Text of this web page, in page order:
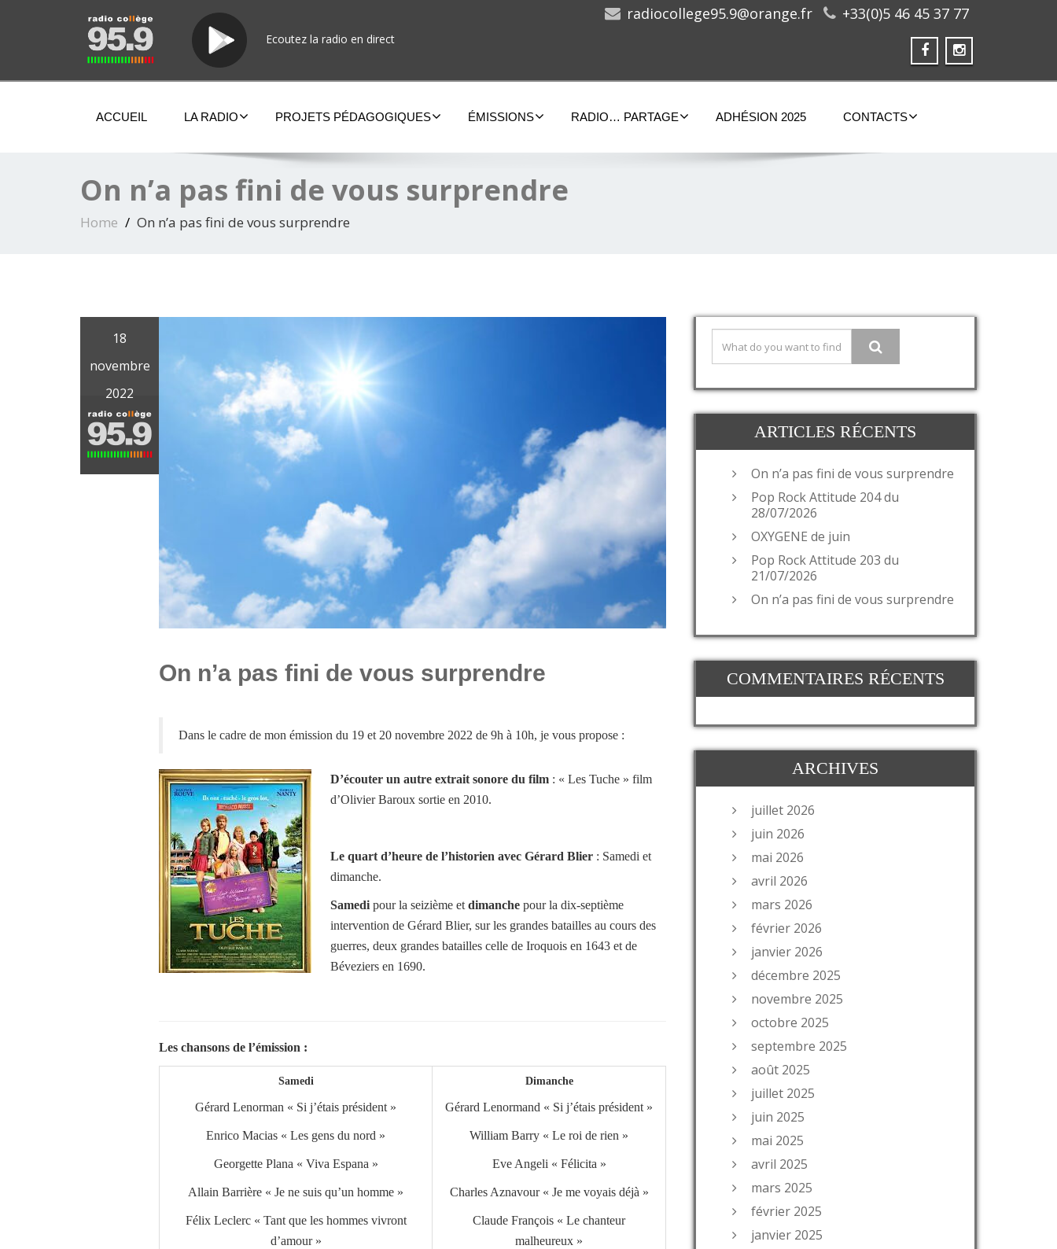
Ecoutez la radio en direct
radiocollege95.9@orange.fr +33(0)5 46 45 37 77
ACCUEIL LA RADIO PROJETS PÉDAGOGIQUES ÉMISSIONS RADIO… PARTAGE ADHÉSION 2025 CONTACTS
On n’a pas fini de vous surprendre
Home On n’a pas fini de vous surprendre
18
novembre
2022
On n’a pas fini de vous surprendre
Dans le cadre de mon émission du 19 et 20 novembre 2022 de 9h à 10h, je vous propose :
D’écouter un autre extrait sonore du film : « Les Tuche » film
d’Olivier Baroux sortie en 2010.
Le quart d’heure de l’historien avec Gérard Blier : Samedi et
dimanche.
Samedi pour la seizième et dimanche pour la dix-septième
intervention de Gérard Blier, sur les grandes batailles au cours des
guerres, deux grandes batailles celle de Iroquois en 1643 et de
Béveziers en 1690.
Les chansons de l’émission :
Samedi
Gérard Lenorman « Si j’étais président »
Enrico Macias « Les gens du nord »
Georgette Plana « Viva Espana »
Allain Barrière « Je ne suis qu’un homme »
Félix Leclerc « Tant que les hommes vivront
d’amour »
Dimanche
Gérard Lenormand « Si j’étais président »
William Barry « Le roi de rien »
Eve Angeli « Félicita »
Charles Aznavour « Je me voyais déjà »
Claude François « Le chanteur
malheureux »
ARTICLES RÉCENTS
On n’a pas fini de vous surprendre
Pop Rock Attitude 204 du
28/07/2026
OXYGENE de juin
Pop Rock Attitude 203 du
21/07/2026
On n’a pas fini de vous surprendre
COMMENTAIRES RÉCENTS
ARCHIVES
juillet 2026
juin 2026
mai 2026
avril 2026
mars 2026
février 2026
janvier 2026
décembre 2025
novembre 2025
octobre 2025
septembre 2025
août 2025
juillet 2025
juin 2025
mai 2025
avril 2025
mars 2025
février 2025
janvier 2025